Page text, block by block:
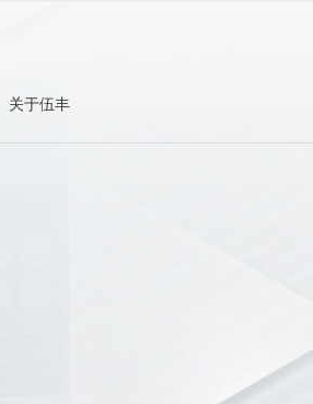
关于伍丰